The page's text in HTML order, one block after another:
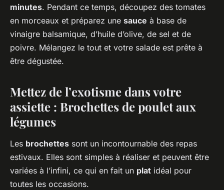
minutes. Pendant ce temps, découpez des tomates
en morceaux et préparez une sauce à base de
vinaigre balsamique, d’huile d’olive, de sel et de
poivre. Mélangez le tout et votre salade est prête à
être dégustée.
Mettez de l’exotisme dans votre
assiette : Brochettes de poulet aux
légumes
Les brochettes sont un incontournable des repas
estivaux. Elles sont simples à réaliser et peuvent être
variées à l’infini, ce qui en fait un plat idéal pour
toutes les occasions.